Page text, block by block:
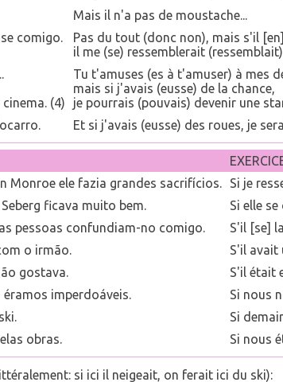
Mais il n'a pas de moustache...
comigo.
Pas du tout (donc non), mais s'il
il me (se) ressemblerait
(4)
Tu t'amuses (es à t'amuser) à mes
mais si j'avais (eusse) de la chance,
je pourrais (pouvais) devenir une
Et si j'avais (eusse) des roues, je
Monroe ele fazia grandes sacrifícios.
Si je
ficava muito bem.
Si elle
pessoas confundiam-no comigo.
S'il [se]
o irmão.
S'il avait
gostava.
S'il était
imperdoáveis.
Si nous
Si
obras. Si nous
si ici il neigeait, on ferait ici du ski):